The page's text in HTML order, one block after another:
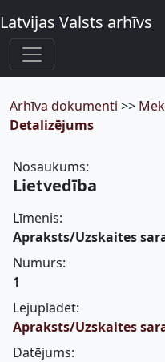
Latvijas Valsts arhīvs
Arhīva dokumenti >>
Detalizējums
Nosaukums:
Lietvedība
Līmenis:
Apraksts/Uzskaites
Numurs:
1
Lejuplādēt:
Apraksts/Uzskaites
Datējums: